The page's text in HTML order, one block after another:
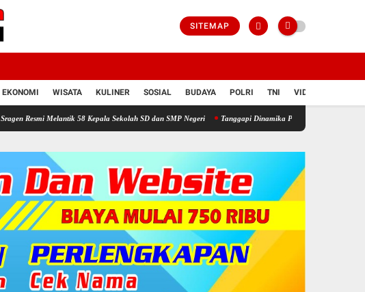
SITEMAP
EKONOMI WISATA KULINER SOSIAL BUDAYA POLRI TNI VIDIO
58 Kepala Sekolah SD dan SMP Negeri Tanggapi Dinamika Pemilihan BPD, Dinas PMD